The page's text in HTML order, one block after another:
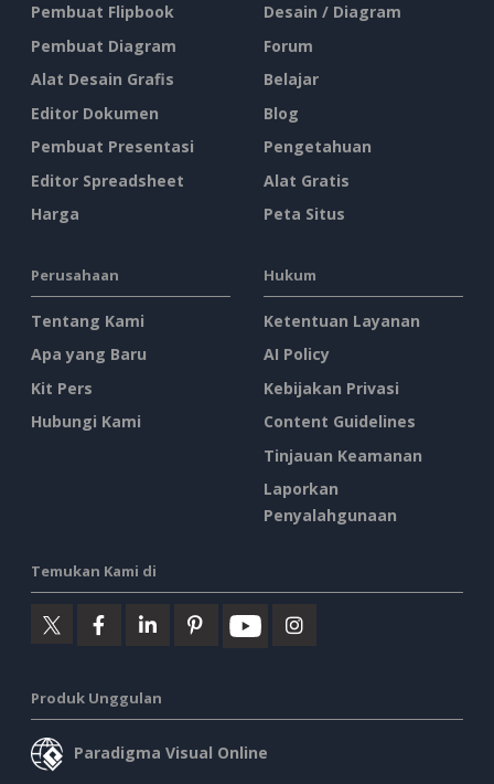
Pembuat Flipbook
Pembuat Diagram
Alat Desain Grafis
Editor Dokumen
Pembuat Presentasi
Editor Spreadsheet
Harga
Desain / Diagram
Forum
Belajar
Blog
Pengetahuan
Alat Gratis
Peta Situs
Perusahaan
Tentang Kami
Apa yang Baru
Kit Pers
Hubungi Kami
Hukum
Ketentuan Layanan
AI Policy
Kebijakan Privasi
Content Guidelines
Tinjauan Keamanan
Laporkan
Penyalahgunaan
Temukan Kami di
Produk Unggulan
Paradigma Visual Online